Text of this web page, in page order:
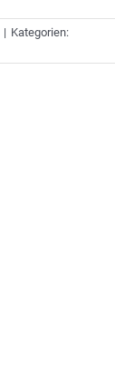
| Kategorien: